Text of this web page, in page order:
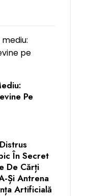
Pe
În Secret
De Cărți
Și Antrena
Artificială